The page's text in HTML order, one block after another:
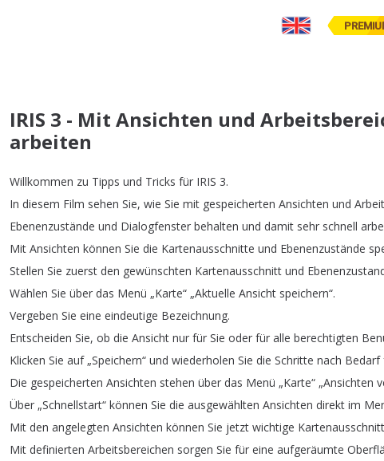
IRIS 3 - Mit Ansichten und
arbeiten
Willkommen zu Tipps und Tricks für IRIS 3.
In diesem Film sehen Sie, wie Sie mit gespeicherten Ansichten und
Ebenenzustände und Dialogfenster behalten und damit sehr schnell
Mit Ansichten können Sie die Kartenausschnitte und Ebenenzustände
Stellen Sie zuerst den gewünschten Kartenausschnitt und
Wählen Sie über das Menü „Karte“ „Aktuelle Ansicht speichern“.
Vergeben Sie eine eindeutige Bezeichnung.
Entscheiden Sie, ob die Ansicht nur für Sie oder für alle berechtigten
Klicken Sie auf„Speichern“ und wiederholen Sie die Schritte nach Bedarf
Die gespeicherten Ansichten stehen über das Menü „Karte“ „Ansichten
Über „Schnellstart“ können Sie die ausgewählten Ansichten direkt im
Mit den angelegten Ansichten können Sie jetzt wichtige
Mit definierten Arbeitsbereichen sorgen Sie für eine aufgeräumte